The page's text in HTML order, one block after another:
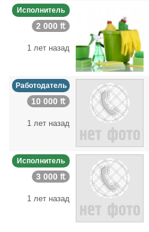
Исполнитель
2 000 ₶
1 лет назад
Работодатель
10 000 ₶
1 лет назад
Исполнитель
3 000 ₶
1 лет назад